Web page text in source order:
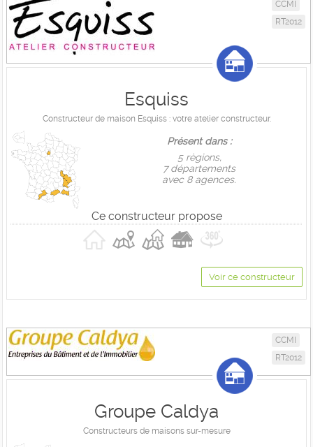
CCMI
RT2012
Esquiss
Constructeur de maison Esquiss : votre atelier constructeur.
Présent dans :
5 règions,
7 départements
avec 8 agences.
Ce constructeur propose
Voir ce constructeur
CCMI
RT2012
Groupe Caldya
Constructeurs de maisons sur-mesure